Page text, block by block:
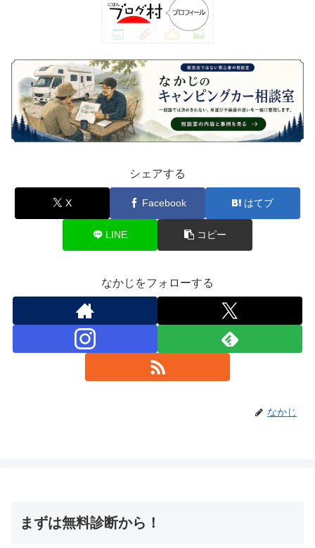
シェアする
X Facebook はてブ
LINE コピー
なかじをフォローする
なかじ
まずは無料診断から！